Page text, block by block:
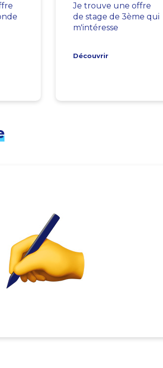
Je trouve une offre
de stage de 3ème qui
m'intéresse
Découvrir